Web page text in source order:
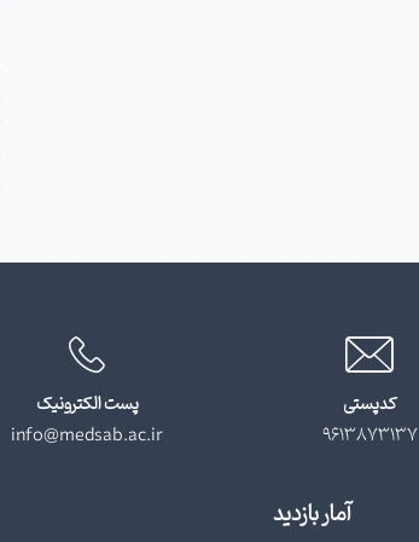
کدپستی
9613873137
پست الکترونیک
info@medsab.ac.ir
آمار بازدید